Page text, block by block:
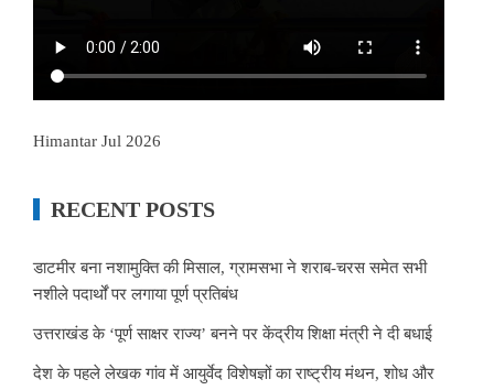
Himantar Jul 2026
RECENT POSTS
डाटमीर बना नशामुक्ति की मिसाल, ग्रामसभा ने शराब-चरस समेत सभी
नशीले पदार्थों पर लगाया पूर्ण प्रतिबंध
उत्तराखंड के ‘पूर्ण साक्षर राज्य’ बनने पर केंद्रीय शिक्षा मंत्री ने दी बधाई
देश के पहले लेखक गांव में आयुर्वेद विशेषज्ञों का राष्ट्रीय मंथन, शोध और